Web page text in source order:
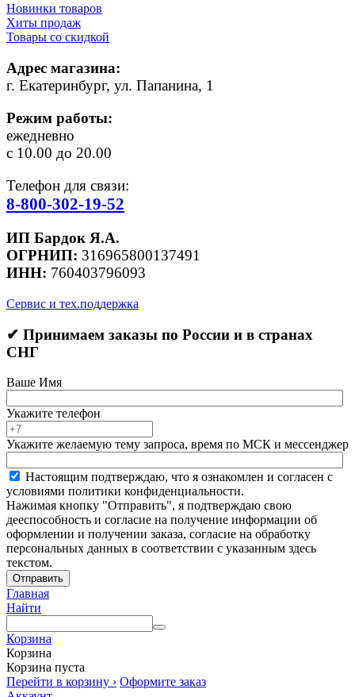
Новинки товаров
Хиты продаж
Товары со скидкой
Адрес магазина:
г. Екатеринбург, ул. Папанина, 1
Режим работы:
ежедневно
с 10.00 до 20.00
Телефон для связи:
8-800-302-19-52
ИП Бардок Я.А.
ОГРНИП: 316965800137491
ИНН: 760403796093
Сервис и тех.поддержка
✔ Принимаем заказы по России и в странах
СНГ
Ваше Имя
Укажите телефон
Укажите желаемую тему запроса, время по МСК и мессенджер
Настоящим подтверждаю, что я ознакомлен и согласен с
условиями политики конфиденциальности.
Нажимая кнопку "Отправить", я подтверждаю свою
дееспособность и согласие на получение информации об
оформлении и получении заказа, согласие на обработку
персональных данных в соответствии с указанным здесь
текстом.
Отправить
Главная
Найти
Корзина
Корзина
Корзина пуста
Перейти в корзину › Оформите заказ